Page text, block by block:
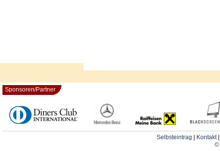
Sponsoren/Partner
Selbsteintrag Kontakt
©